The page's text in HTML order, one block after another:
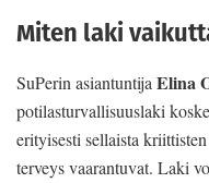
Miten laki
SuPerin asiantuntija Elina
potilasturvallisuuslaki
erityisesti sellaista
terveys vaarantuvat. Laki